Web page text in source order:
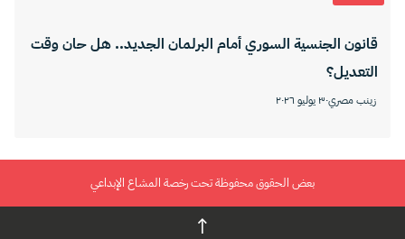
قانون الجنسية السوري أمام البرلمان الجديد.. هل حان وقت
التعديل؟
زينب مصري٣٠ يوليو ٢٠٢٦
بعض الحقوق محفوظة تحت رخصة المشاع الإبداعي
↑